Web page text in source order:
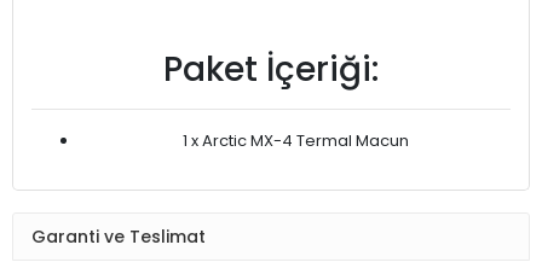
Paket İçeriği:
1 x Arctic MX-4 Termal Macun
Garanti ve Teslimat